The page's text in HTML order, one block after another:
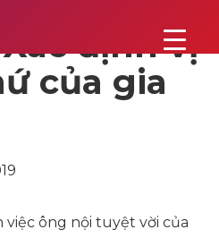
định vị
của gia
việc ông nội tuyệt vời của